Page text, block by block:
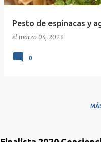
Pesto de espinacas y
el marzo 04, 2023
0